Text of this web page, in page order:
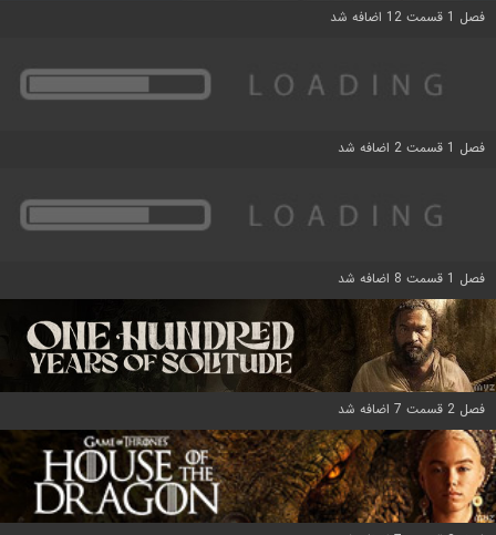
فصل 1 قسمت 12 اضافه شد
فصل 1 قسمت 2 اضافه شد
فصل 1 قسمت 8 اضافه شد
فصل 2 قسمت 7 اضافه شد